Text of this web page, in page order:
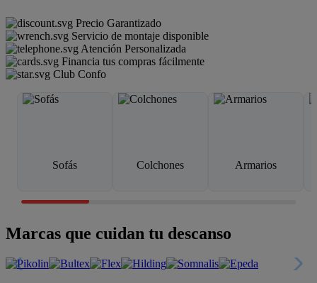
Precio Garantizado
Servicio de montaje disponible
Atención Personalizada
Financia tus compras fácilmente
Club Confo
Sofás Colchones Armarios
Marcas que cuidan tu descanso